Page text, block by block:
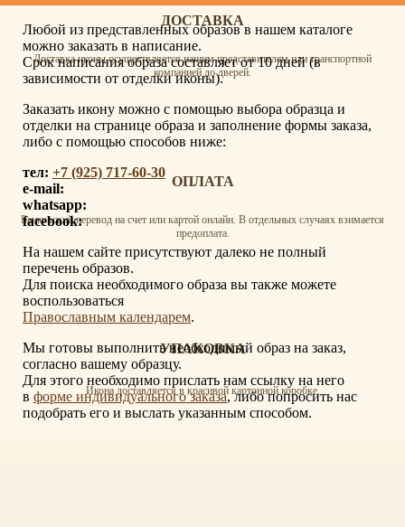
ДОСТАВКА
Доставка иконы осуществляется нашим представителем или транспортной
компанией до дверей.
ОПЛАТА
Банковский перевод на счет или картой онлайн. В отдельных случаях взимается
предоплата.
УПАКОВКА
Икона доставляется в красивой картонной коробке.
Любой из представленных образов в нашем каталоге
можно заказать в написание.
Срок написания образа составляет от 10 дней (в
зависимости от отделки иконы).
Заказать икону можно с помощью выбора образца и
отделки на странице образа и заполнение формы заказа,
либо с помощью способов ниже:
тел: +7 (925) 717-60-30
e-mail:
whatsapp:
facebook:
На нашем сайте присутствуют далеко не полный
перечень образов.
Для поиска необходимого образа вы также можете
воспользоваться
Православным календарем.
Мы готовы выполнить необходимый образ на заказ,
согласно вашему образцу.
Для этого необходимо прислать нам ссылку на него
в форме индивидуального заказа, либо попросить нас
подобрать его и выслать указанным способом.